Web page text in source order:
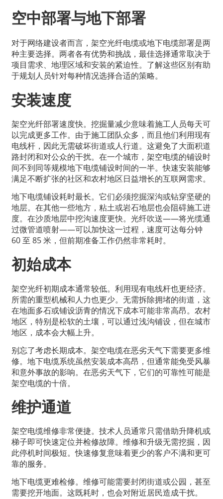
空中部署与地下部署
对于网络建设者而言，架空光纤电缆或地下电缆部署是两
种主要选择。两者各有优势和挑战，最佳选择通常取决于
项目需求、地理区域和安装的紧迫性。了解这些区别有助
于规划人员针对每种情况选择合适的策略。
安装速度
架空光纤部署速度快。挖掘量减少意味着施工人员每天可
以完成更多工作。由于施工团队众多，而且他们利用现有
电线杆，因此无需破坏街道或人行道。这避免了大面积道
路封闭和对公众的干扰。在一个城市，架空电缆的铺设时
间不到同等规模地下电缆铺设时间的一半。快速安装能够
满足不断扩张的社区和农村地区日益增长的互联网需求。
地下电缆铺设耗时最长。它们必须挖掘深沟或钻穿坚硬的
地层。在其他一些地方，粘土或岩石地层也会阻碍施工进
度。在沙质地层中挖沟速度更快。光纤吹送——将光缆通
过微管道喷射——可以加快这一过程，速度可达每分钟
60 至 85 米，但前期准备工作仍然非常耗时。
初始成本
架空光纤初期成本通常较低。利用现有电线杆也更经济。
所需的重型机械和人力也更少。无需拆除拥堵的街道，这
在地面多石或铺设沥青的情况下成本可能非常高昂。农村
地区，特别是松软的土壤，可以通过浅沟铺设，但在城市
地区，成本会大幅上升。
别忘了考虑长期成本。架空电缆在恶劣天气下需要更多维
修。地下电缆系统虽然安装成本高昂，但通常能免受风暴
和意外事故的影响。在恶劣天气下，它们的可靠性可能是
架空电缆的十倍。
维护通道
架空电缆维修非常便捷。技术人员通常只需借助升降机或
梯子即可快速定位并检修故障。维修和升级无需挖掘，因
此停机时间极短。快速修复意味着更少的客户不满和更可
靠的服务。
地下电缆更难检修。维修可能需要封闭街道或公园，甚至
需要挖开地面。这既耗时，也会对附近居民造成干扰。